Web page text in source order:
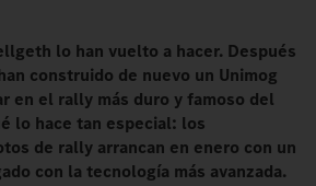
lo han vuelto a hacer. Después
construido de nuevo un Unimog
en el rally más duro y famoso del
lo hace tan especial: los
de rally arrancan en enero con un
con la tecnología más avanzada.